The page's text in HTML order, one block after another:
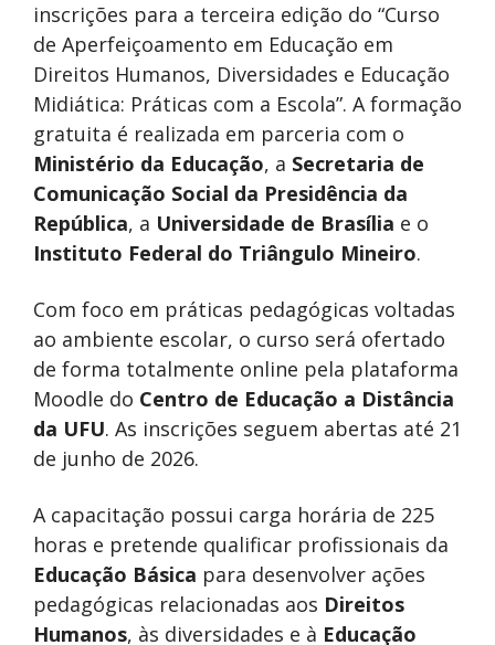
inscrições para a terceira edição do “Curso
de Aperfeiçoamento em Educação em
Direitos Humanos, Diversidades e Educação
Midiática: Práticas com a Escola”. A formação
gratuita é realizada em parceria com o
Ministério da Educação, a Secretaria de
Comunicação Social da Presidência da
República, a Universidade de Brasília e o
Instituto Federal do Triângulo Mineiro.
Com foco em práticas pedagógicas voltadas
ao ambiente escolar, o curso será ofertado
de forma totalmente online pela plataforma
Moodle do Centro de Educação a Distância
da UFU. As inscrições seguem abertas até 21
de junho de 2026.
A capacitação possui carga horária de 225
horas e pretende qualificar profissionais da
Educação Básica para desenvolver ações
pedagógicas relacionadas aos Direitos
Humanos, às diversidades e à Educação